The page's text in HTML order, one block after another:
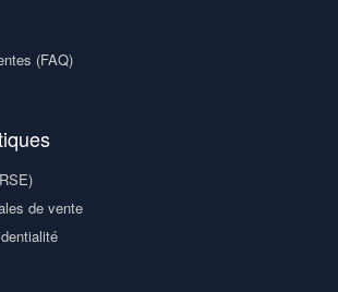
(FAQ)
de vente